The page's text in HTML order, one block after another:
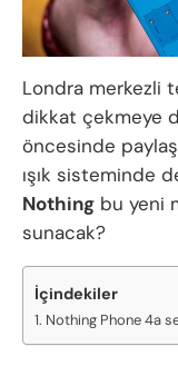
Londra merkezli
dikkat çekmeye
öncesinde
ışık sisteminde
Nothing bu yeni
sunacak?
İçindekiler
Nothing Phone 4a